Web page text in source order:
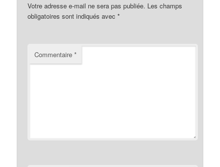
Votre adresse e-mail ne sera pas publiée. Les champs
obligatoires sont indiqués avec*
Commentaire*